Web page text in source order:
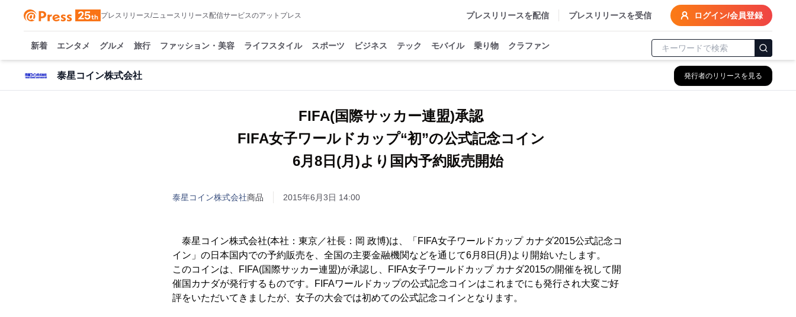
プレスリリース/ニュースリリース配信サービスのアットプレス プレスリリースを配信 プレスリリースを受信 ログイン/会員登録
新着 エンタメ グルメ 旅行 ファッション・美容 ライフスタイル スポーツ ビジネス テック モバイル 乗り物 クラファン
泰星コイン株式会社 発行者のリリースを見る
FIFA(国際サッカー連盟)承認
FIFA女子ワールドカップ“初”の公式記念コイン
6月8日(月)より国内予約販売開始
泰星コイン株式会社商品 2015年6月3日 14:00
泰星コイン株式会社(本社：東京／社長：岡 政博)は、「FIFA女子ワールドカップ カナダ2015公式記念コ
イン」の日本国内での予約販売を、全国の主要金融機関などを通じて6月8日(月)より開始いたします。
このコインは、FIFA(国際サッカー連盟)が承認し、FIFA女子ワールドカップ カナダ2015の開催を祝して開
催国カナダが発行するものです。FIFAワールドカップの公式記念コインはこれまでにも発行され大変ご好
評をいただいてきましたが、女子の大会では初めての公式記念コインとなります。